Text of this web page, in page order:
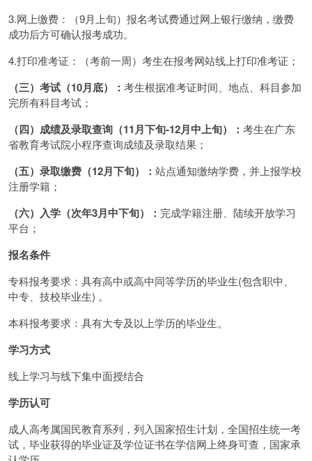
3.网上缴费：（9月上旬）报名考试费通过网上银行缴纳，缴费
成功后方可确认报考成功。
4.打印准考证：（考前一周）考生在报考网站线上打印准考证；
（三）考试（10月底）： 考生根据准考证时间、地点、科目参加
完所有科目考试；
（四）成绩及录取查询（11月下旬-12月中上旬）： 考生在广东
省教育考试院小程序查询成绩及录取结果；
（五）录取缴费（12月下旬）： 站点通知缴纳学费，并上报学校
注册学籍；
（六）入学（次年3月中下旬）： 完成学籍注册、陆续开放学习
平台；
报名条件
专科报考要求：具有高中或高中同等学历的毕业生(包含职中、
中专、技校毕业生) 。
本科报考要求：具有大专及以上学历的毕业生。
学习方式
线上学习与线下集中面授结合
学历认可
成人高考属国民教育系列，列入国家招生计划，全国招生统一考
试，毕业获得的毕业证及学位证书在学信网上终身可查，国家承